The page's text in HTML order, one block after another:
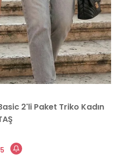
2'li Paket Triko Kadın